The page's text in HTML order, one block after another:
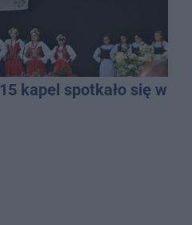
kapel spotkało się w